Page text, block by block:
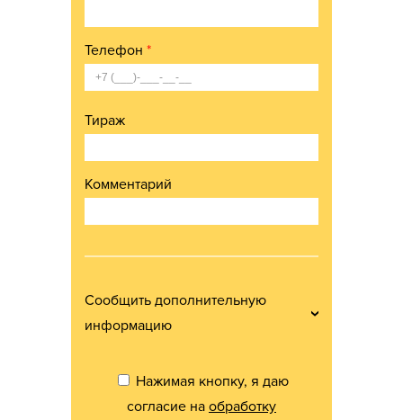
Телефон *
Тираж
Комментарий
Сообщить дополнительную
информацию
Нажимая кнопку, я даю
согласие на обработку